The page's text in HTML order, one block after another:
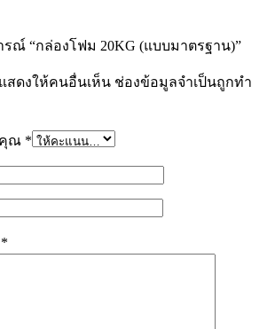
ณ์ “กล่องโฟม 20KG (แบบมาตรฐาน)”
สดงให้คนอื่นเห็น ช่องข้อมูลจำเป็นถูกทำ
คุณ *
*